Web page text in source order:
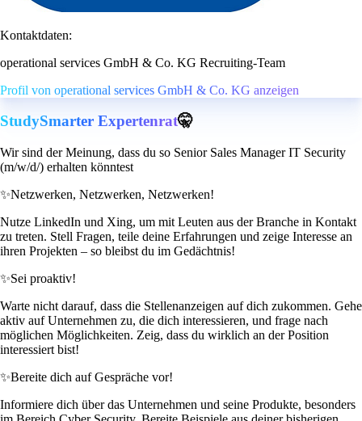
Kontaktdaten:
operational services GmbH & Co. KG Recruiting-Team
Profil von operational services GmbH & Co. KG anzeigen
StudySmarter Expertenrat🤫
Wir sind der Meinung, dass du so Senior Sales Manager IT Security
(m/w/d/) erhalten könntest
✨Netzwerken, Netzwerken, Netzwerken!
Nutze LinkedIn und Xing, um mit Leuten aus der Branche in Kontakt
zu treten. Stell Fragen, teile deine Erfahrungen und zeige Interesse an
ihren Projekten – so bleibst du im Gedächtnis!
✨Sei proaktiv!
Warte nicht darauf, dass die Stellenanzeigen auf dich zukommen. Gehe
aktiv auf Unternehmen zu, die dich interessieren, und frage nach
möglichen Möglichkeiten. Zeig, dass du wirklich an der Position
interessiert bist!
✨Bereite dich auf Gespräche vor!
Informiere dich über das Unternehmen und seine Produkte, besonders